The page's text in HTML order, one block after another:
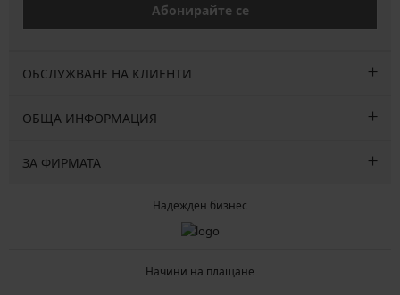
Абонирайте се
ОБСЛУЖВАНЕ НА КЛИЕНТИ
ОБЩА ИНФОРМАЦИЯ
ЗА ФИРМАТА
Надежден бизнес
Начини на плащане